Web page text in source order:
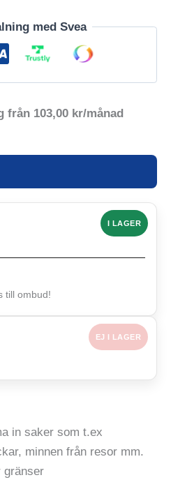
med Svea
från 103,00 kr/månad
I LAGER
till ombud!
EJ I LAGER
in saker som t.ex
minnen från resor mm.
gränser